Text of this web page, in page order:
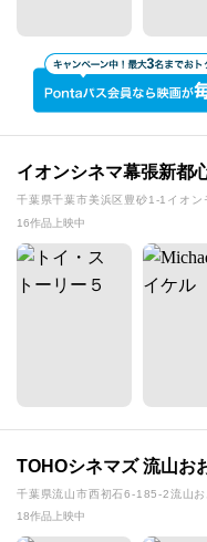
イオンシネマ幕張新都
千葉県千葉市美浜区豊砂1-1イオ
16作品上映中
TOHOシネマズ 流山お
千葉県流山市西初石6-185-2流山
18作品上映中